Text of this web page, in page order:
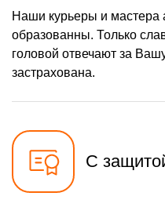
Наши курьеры и мастера
образованны. Только
головой отвечают за
застрахована.
С